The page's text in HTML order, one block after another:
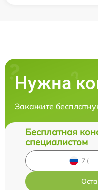
Нужна
Закажите
Бесплатная
специалистом